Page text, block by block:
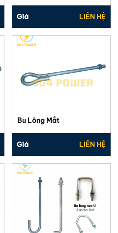
Giá LIÊN HỆ
Bu Lông Mắt
Giá LIÊN HỆ